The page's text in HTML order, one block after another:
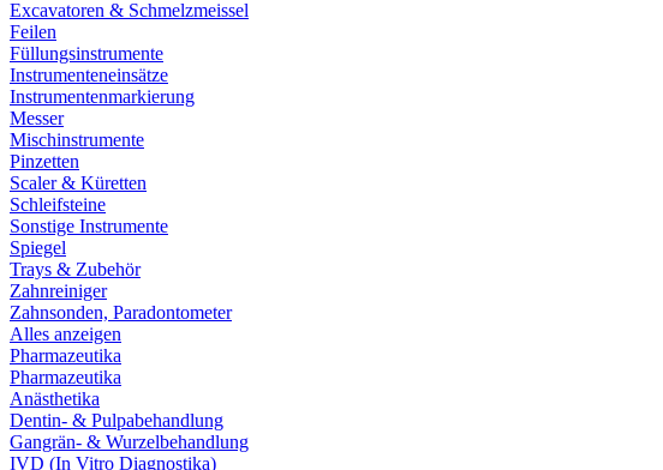
Excavatoren & Schmelzmeissel
Feilen
Füllungsinstrumente
Instrumenteneinsätze
Instrumentenmarkierung
Messer
Mischinstrumente
Pinzetten
Scaler & Küretten
Schleifsteine
Sonstige Instrumente
Spiegel
Trays & Zubehör
Zahnreiniger
Zahnsonden, Paradontometer
Alles anzeigen
Pharmazeutika
Pharmazeutika
Anästhetika
Dentin- & Pulpabehandlung
Gangrän- & Wurzelbehandlung
IVD (In Vitro Diagnostika)